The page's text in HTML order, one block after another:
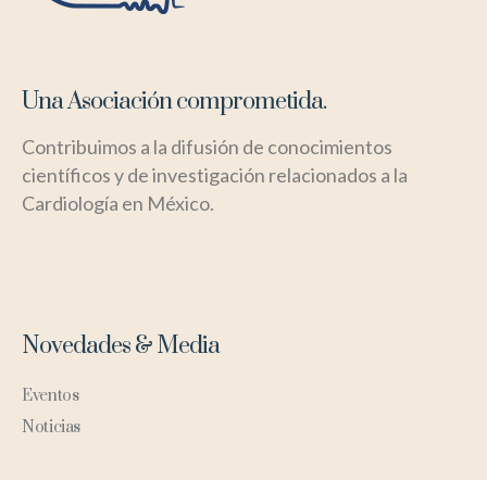
Una Asociación comprometida.
Contribuimos a la difusión de conocimientos
científicos y de investigación relacionados a la
Cardiología en México.
Novedades & Media
Eventos
Noticias